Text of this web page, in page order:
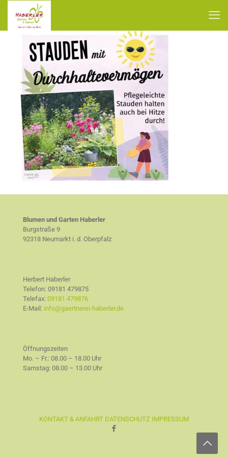
Blumen und Garten Haberler
Burgstraße 9
92318 Neumarkt i. d. Oberpfalz
Herbert Haberler
Telefon: 09181 479875
Telefax: 09181 479876
E-Mail: info@gaertnerei-haberler.de
Öffnungszeiten
Mo. – Fr.: 08.00 – 18.00 Uhr
Samstag: 08.00 – 13.00 Uhr
KONTAKT & ANFAHRT DATENSCHUTZ IMPRESSUM